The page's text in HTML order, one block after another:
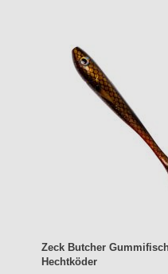
Zeck Butcher
Hechtköder